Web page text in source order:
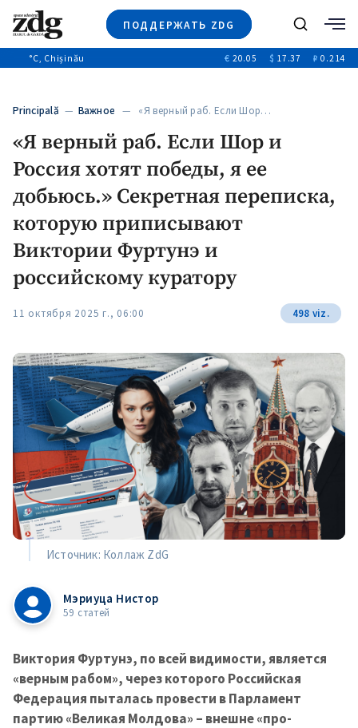
ПОДДЕРЖАТЬ ZDG
Новости
Расследования
Общество
+312
Поиск
°C, Chișinău € 20.05 $ 17.37 ₽ 0.214
Principală — Важное — «Я верный раб. Если Шор…
«Я верный раб. Если Шор и
Россия хотят победы, я ее
добьюсь.» Секретная переписка,
которую приписывают
Виктории Фуртунэ и
российскому куратору
11 октября 2025 г., 06:00 498 viz.
Источник: Коллаж ZdG
Мэриуца Нистор
59 статей
Виктория Фуртунэ, по всей видимости, является
«верным рабом», через которого Российская
Федерация пыталась провести в Парламент
партию «Великая Молдова» – внешне «про-